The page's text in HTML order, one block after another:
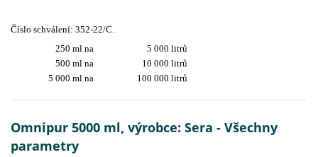
Číslo schválení: 352-22/C.
250 ml na
5 000 litrů
500 ml na
10 000 litrů
5 000 ml na
100 000 litrů
Omnipur 5000 ml, výrobce: Sera - Všechny
parametry